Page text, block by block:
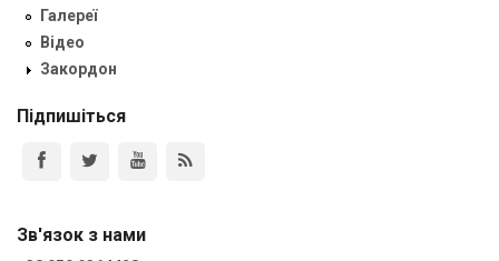
Галереї
Відео
Закордон
Підпишіться
Зв'язок з нами